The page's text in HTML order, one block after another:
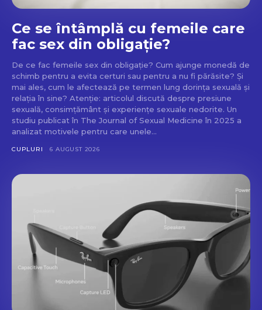
Don't miss
Ce se întâmplă cu femeile care
fac sex din obligație?
De ce fac femeile sex din obligație? Cum ajunge monedă de
schimb pentru a evita certuri sau pentru a nu fi părăsite? Și
mai ales, cum le afectează pe termen lung dorința sexuală și
relația în sine? Atenție: articolul discută despre presiune
sexuală, consimțământ și experiențe sexuale nedorite. Un
studiu publicat în The Journal of Sexual Medicine în 2025 a
analizat motivele pentru care unele...
CUPLURI 6 AUGUST 2026